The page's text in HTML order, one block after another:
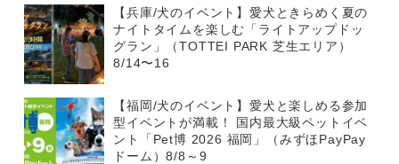
【兵庫/犬のイベント】愛犬ときらめく夏の
ナイトタイムを楽しむ「ライトアップドッ
グラン」（TOTTEI PARK 芝生エリア）
8/14〜16
【福岡/犬のイベント】愛犬と楽しめる参加
型イベントが満載！ 国内最大級ペットイベ
ント「Pet博 2026 福岡」（みずほPayPay
ドーム）8/8～9